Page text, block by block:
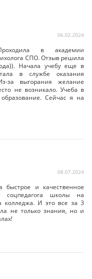
06.02.2024
в академии
СПО. Отзыв решила
Начала учебу еще в
в службе оказания
за выгорания желание
не возникало. Учеба в
Сейчас я на
08.07.2024
быстрое и качественное
соцпедагога школы на
колледжа. И это все за 3
не только знания, но и